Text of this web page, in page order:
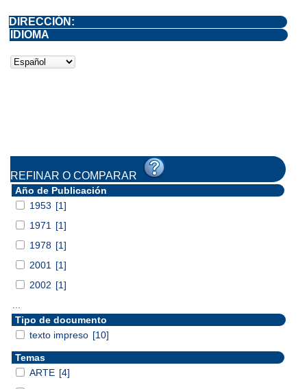
DIRECCIÓN:
IDIOMA
REFINAR O COMPARAR
Año de Publicación
1953 [1]
1971
[1]
1978 [1]
2001
[1]
2002 [1]
Tipo de documento
texto impreso [10]
Temas
ARTE [4]